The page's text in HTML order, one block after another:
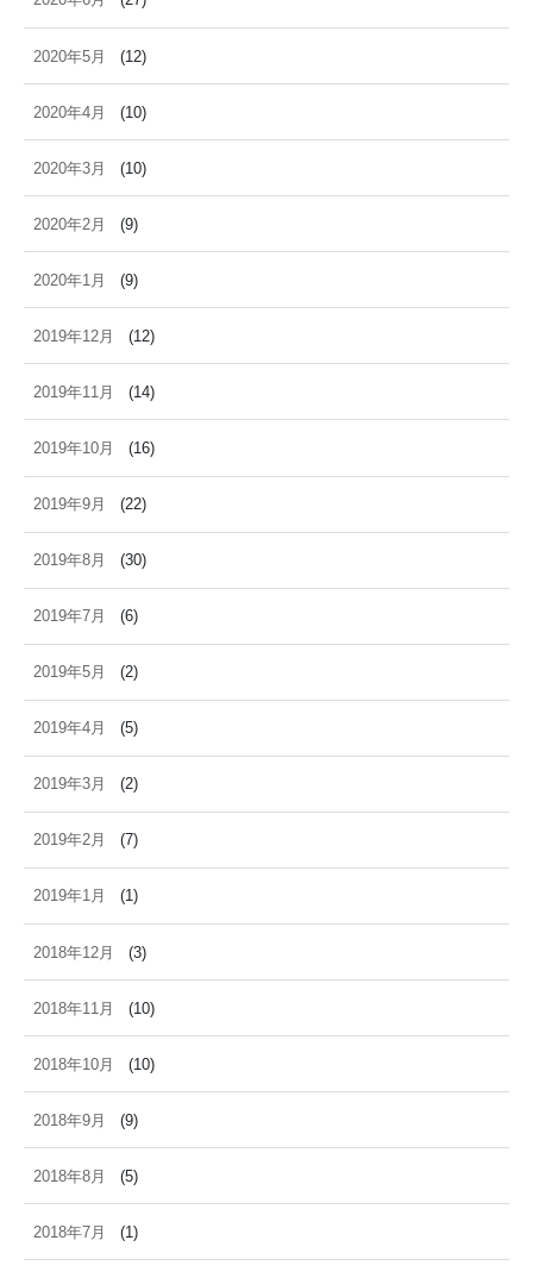
2020年5月 (12)
2020年4月 (10)
2020年3月 (10)
2020年2月 (9)
2020年1月 (9)
2019年12月 (12)
2019年11月 (14)
2019年10月 (16)
2019年9月 (22)
2019年8月 (30)
2019年7月 (6)
2019年5月 (2)
2019年4月 (5)
2019年3月 (2)
2019年2月 (7)
2019年1月 (1)
2018年12月 (3)
2018年11月 (10)
2018年10月 (10)
2018年9月 (9)
2018年8月 (5)
2018年7月 (1)